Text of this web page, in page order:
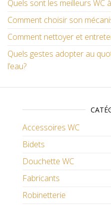
Quels sont les meilleurs WC
Comment choisir son
Comment nettoyer et
Quels gestes adopter au
l’eau?
Accessoires WC
Bidets
Douchette WC
Fabricants
Robinetterie